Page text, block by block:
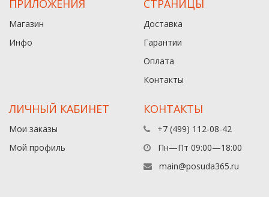
ПРИЛОЖЕНИЯ
Магазин
Инфо
СТРАНИЦЫ
Доставка
Гарантии
Оплата
Контакты
ЛИЧНЫЙ КАБИНЕТ
Мои заказы
Мой профиль
КОНТАКТЫ
+7 (499) 112-08-42
Пн—Пт 09:00—18:00
main@posuda365.ru